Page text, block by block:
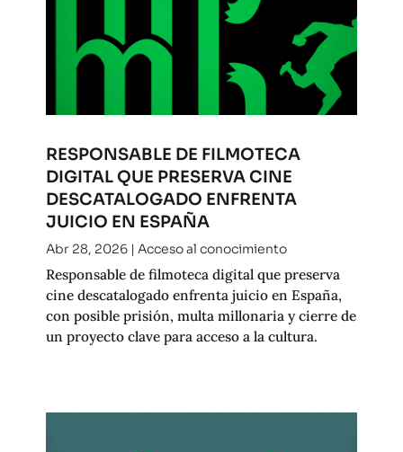
RESPONSABLE DE FILMOTECA
DIGITAL QUE PRESERVA CINE
DESCATALOGADO ENFRENTA
JUICIO EN ESPAÑA
Abr 28, 2026| Acceso al conocimiento
Responsable de filmoteca digital que preserva
cine descatalogado enfrenta juicio en España,
con posible prisión, multa millonaria y cierre de
un proyecto clave para acceso a la cultura.